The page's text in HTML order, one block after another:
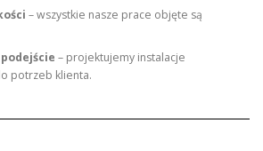
– wszystkie nasze prace objęte są
– projektujemy instalacje
potrzeb klienta.